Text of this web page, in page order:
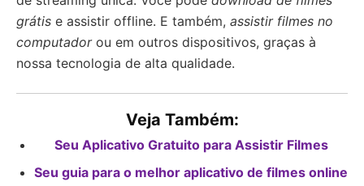
grátis e assistir offline. E também, assistir filmes no
computadorou em outros dispositivos, graças à
nossa tecnologia de alta qualidade.
Veja Também:
Seu Aplicativo Gratuito para Assistir Filmes
Seu guia para o melhor aplicativo de filmes online